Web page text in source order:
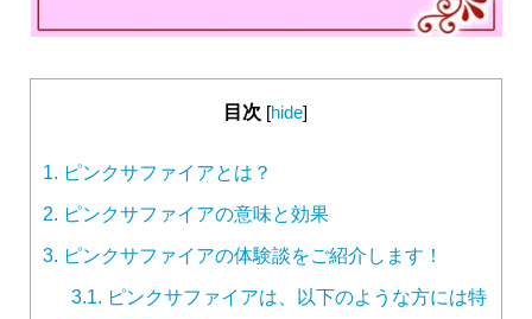
目次 [hide]
1. ピンクサファイアとは？
2. ピンクサファイアの意味と効果
3. ピンクサファイアの体験談をご紹介します！
3.1. ピンクサファイアは、以下のような方には特